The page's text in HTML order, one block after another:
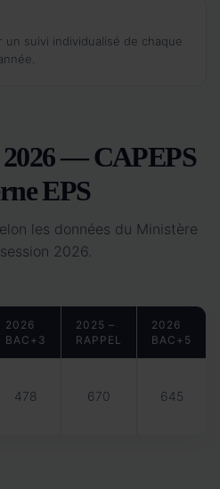
un suivi individualisé de chaque
2026 — CAPEPS
EPS
les données du Ministère
2026.
2026
BAC+3
2025 –
RAPPEL
2026
BAC+5
478 670 645